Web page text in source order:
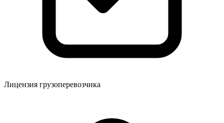
Лицензия грузоперевозчика